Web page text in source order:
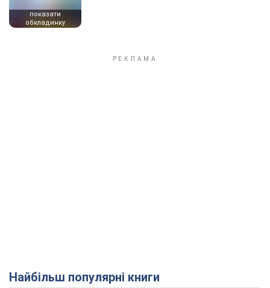
показати
обкладинку
Найбільш популярні книги